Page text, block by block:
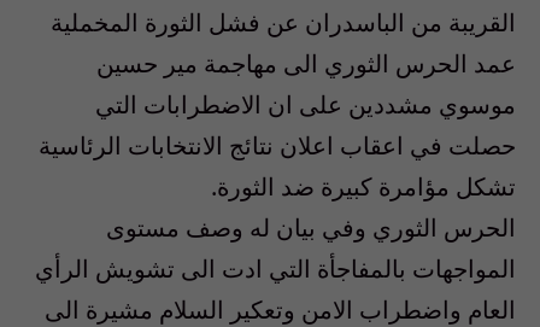
القريبة من الباسدران عن فشل الثورة المخملية
عمد الحرس الثوري الى مهاجمة مير حسين
موسوي مشددين على ان الاضطرابات التي
حصلت في اعقاب اعلان نتائج الانتخابات الرئاسية
تشكل مؤامرة كبيرة ضد الثورة.
الحرس الثوري وفي بيان له وصف مستوى
المواجهات بالمفاجأة التي ادت الى تشويش الرأي
العام واضطراب الامن وتعكير السلام مشيرة الى